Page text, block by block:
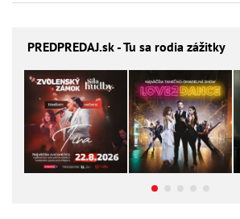
PREDPREDAJ.sk - Tu sa rodia zážitky